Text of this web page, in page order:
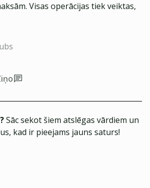
Visas operācijas tiek veiktas,
Sāc sekot šiem atslēgas vārdiem un
kad ir pieejams jauns saturs!